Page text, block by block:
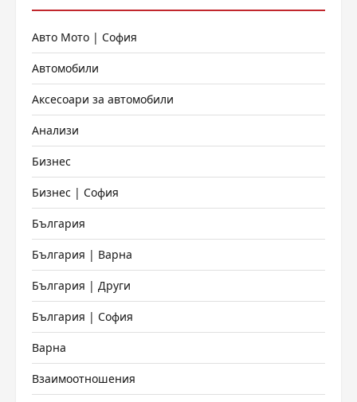
Авто Мото | София
Автомобили
Аксесоари за автомобили
Анализи
Бизнес
Бизнес | София
България
България | Варна
България | Други
България | София
Варна
Взаимоотношения